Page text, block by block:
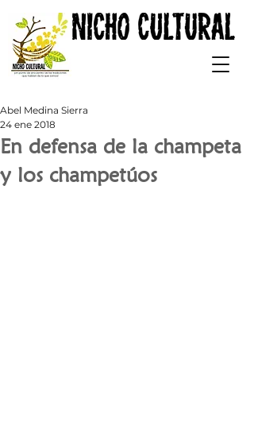
En defensa de la champeta
y los champetúos
Abel Medina Sierra
24 ene 2018